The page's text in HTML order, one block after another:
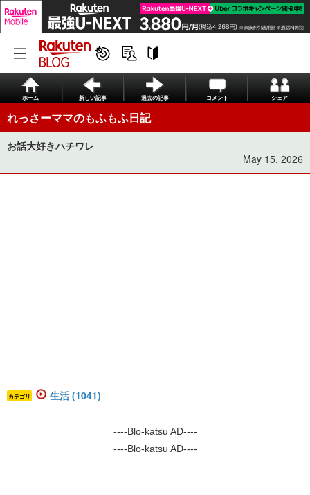
ホーム 新しい記事 過去の記事 コメント シェア
れっさーママのもふもふ日記
お話大好きハチワレ
May 15, 2026
カテゴリ 生活 (1041)
----Blo-katsu AD----
----Blo-katsu AD----